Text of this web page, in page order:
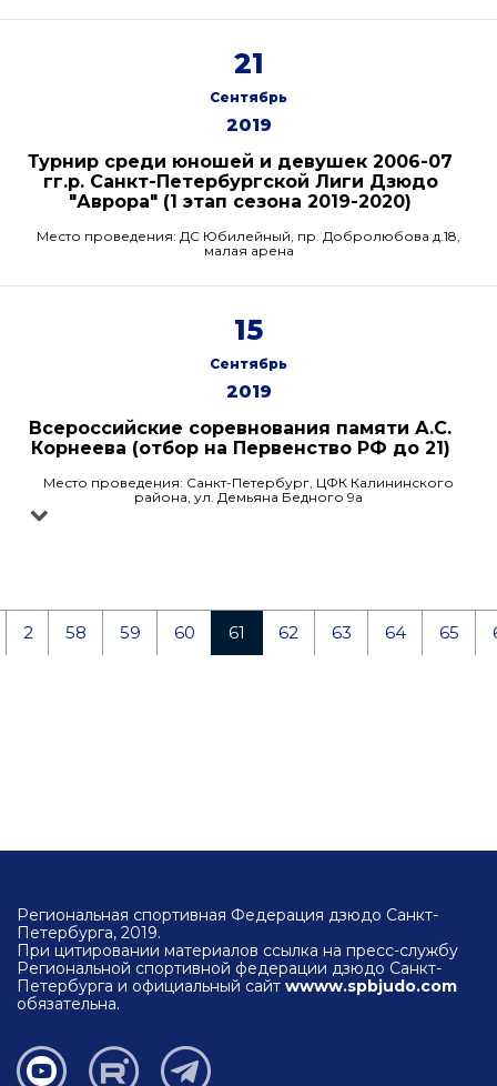
21
Сентябрь
2019
Турнир среди юношей и девушек 2006-07
гг.р. Санкт-Петербургской Лиги Дзюдо
"Аврора" (1 этап сезона 2019-2020)
Место проведения: ДС Юбилейный, пр. Добролюбова д.18,
малая арена
15
Сентябрь
2019
Всероссийские соревнования памяти А.С.
Корнеева (отбор на Первенство РФ до 21)
Место проведения: Санкт-Петербург, ЦФК Калининского
района, ул. Демьяна Бедного 9а
2 58 59 60 61 62 63 64 65
Региональная спортивная Федерация дзюдо Санкт-
Петербурга, 2019.
При цитировании материалов ссылка на пресс-службу
Региональной спортивной федерации дзюдо Санкт-
Петербурга и официальный сайт wwww.spbjudo.com
обязательна.